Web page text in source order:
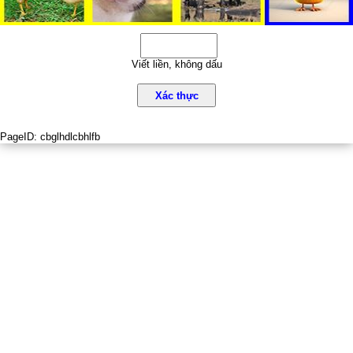
Viết liền, không dấu
Xác thực
PageID: cbglhdlcbhlfb